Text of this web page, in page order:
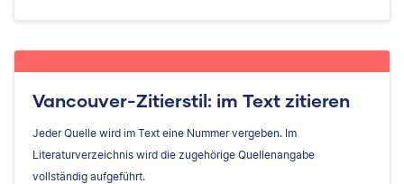
Vancouver-Zitierstil: im Text zitieren
Jeder Quelle wird im Text eine Nummer vergeben. Im
Literaturverzeichnis wird die zugehörige Quellenangabe
vollständig aufgeführt.